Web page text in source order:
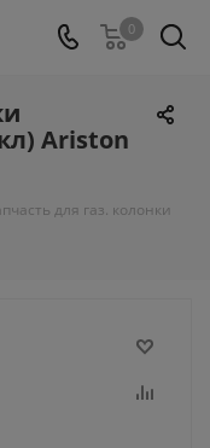
0
Ariston
для газ. колонки